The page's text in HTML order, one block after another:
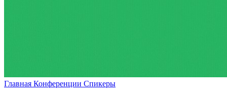
Главная Конференции Спикеры